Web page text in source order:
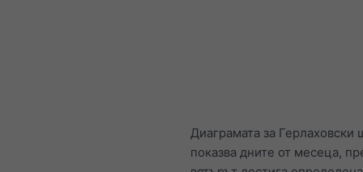
Диаграмата за Герлаховски
показва дните от месеца,